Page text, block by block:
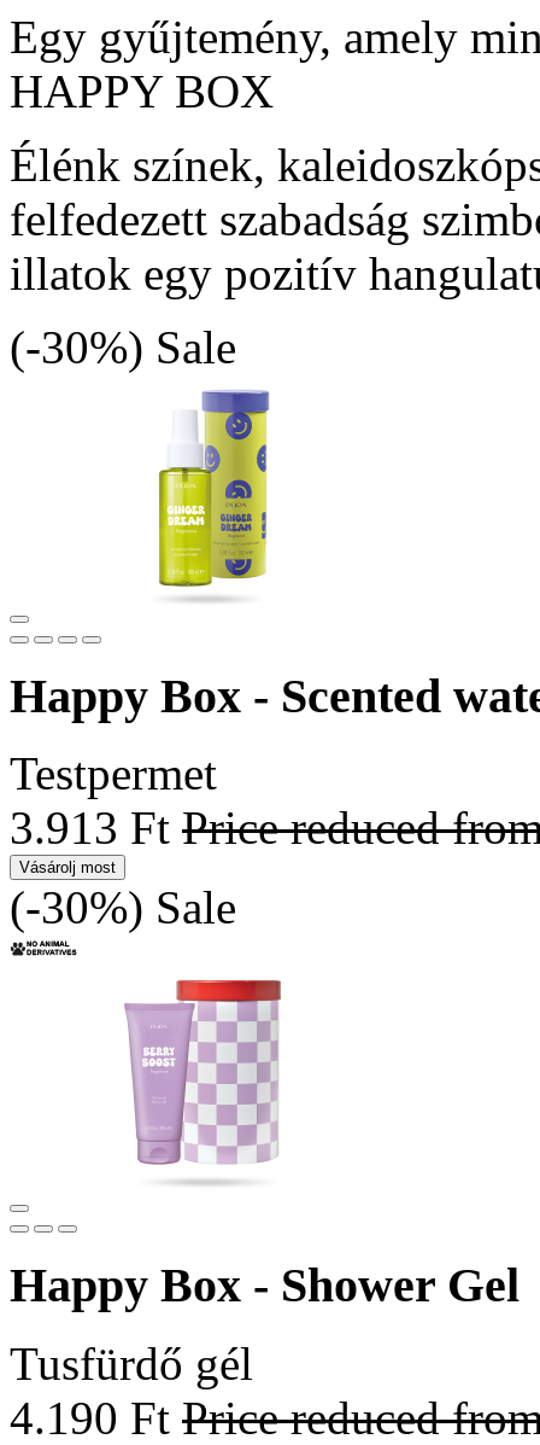
Egy gyűjtemény, amely
HAPPY BOX
Élénk színek,
felfedezett szabadság
illatok egy pozitív
(-30%) Sale
Happy Box - Scented
Testpermet
3.913 Ft Price reduced
Vásárolj most
(-30%) Sale
Happy Box - Shower Gel
Tusfürdő gél
4.190 Ft Price reduced